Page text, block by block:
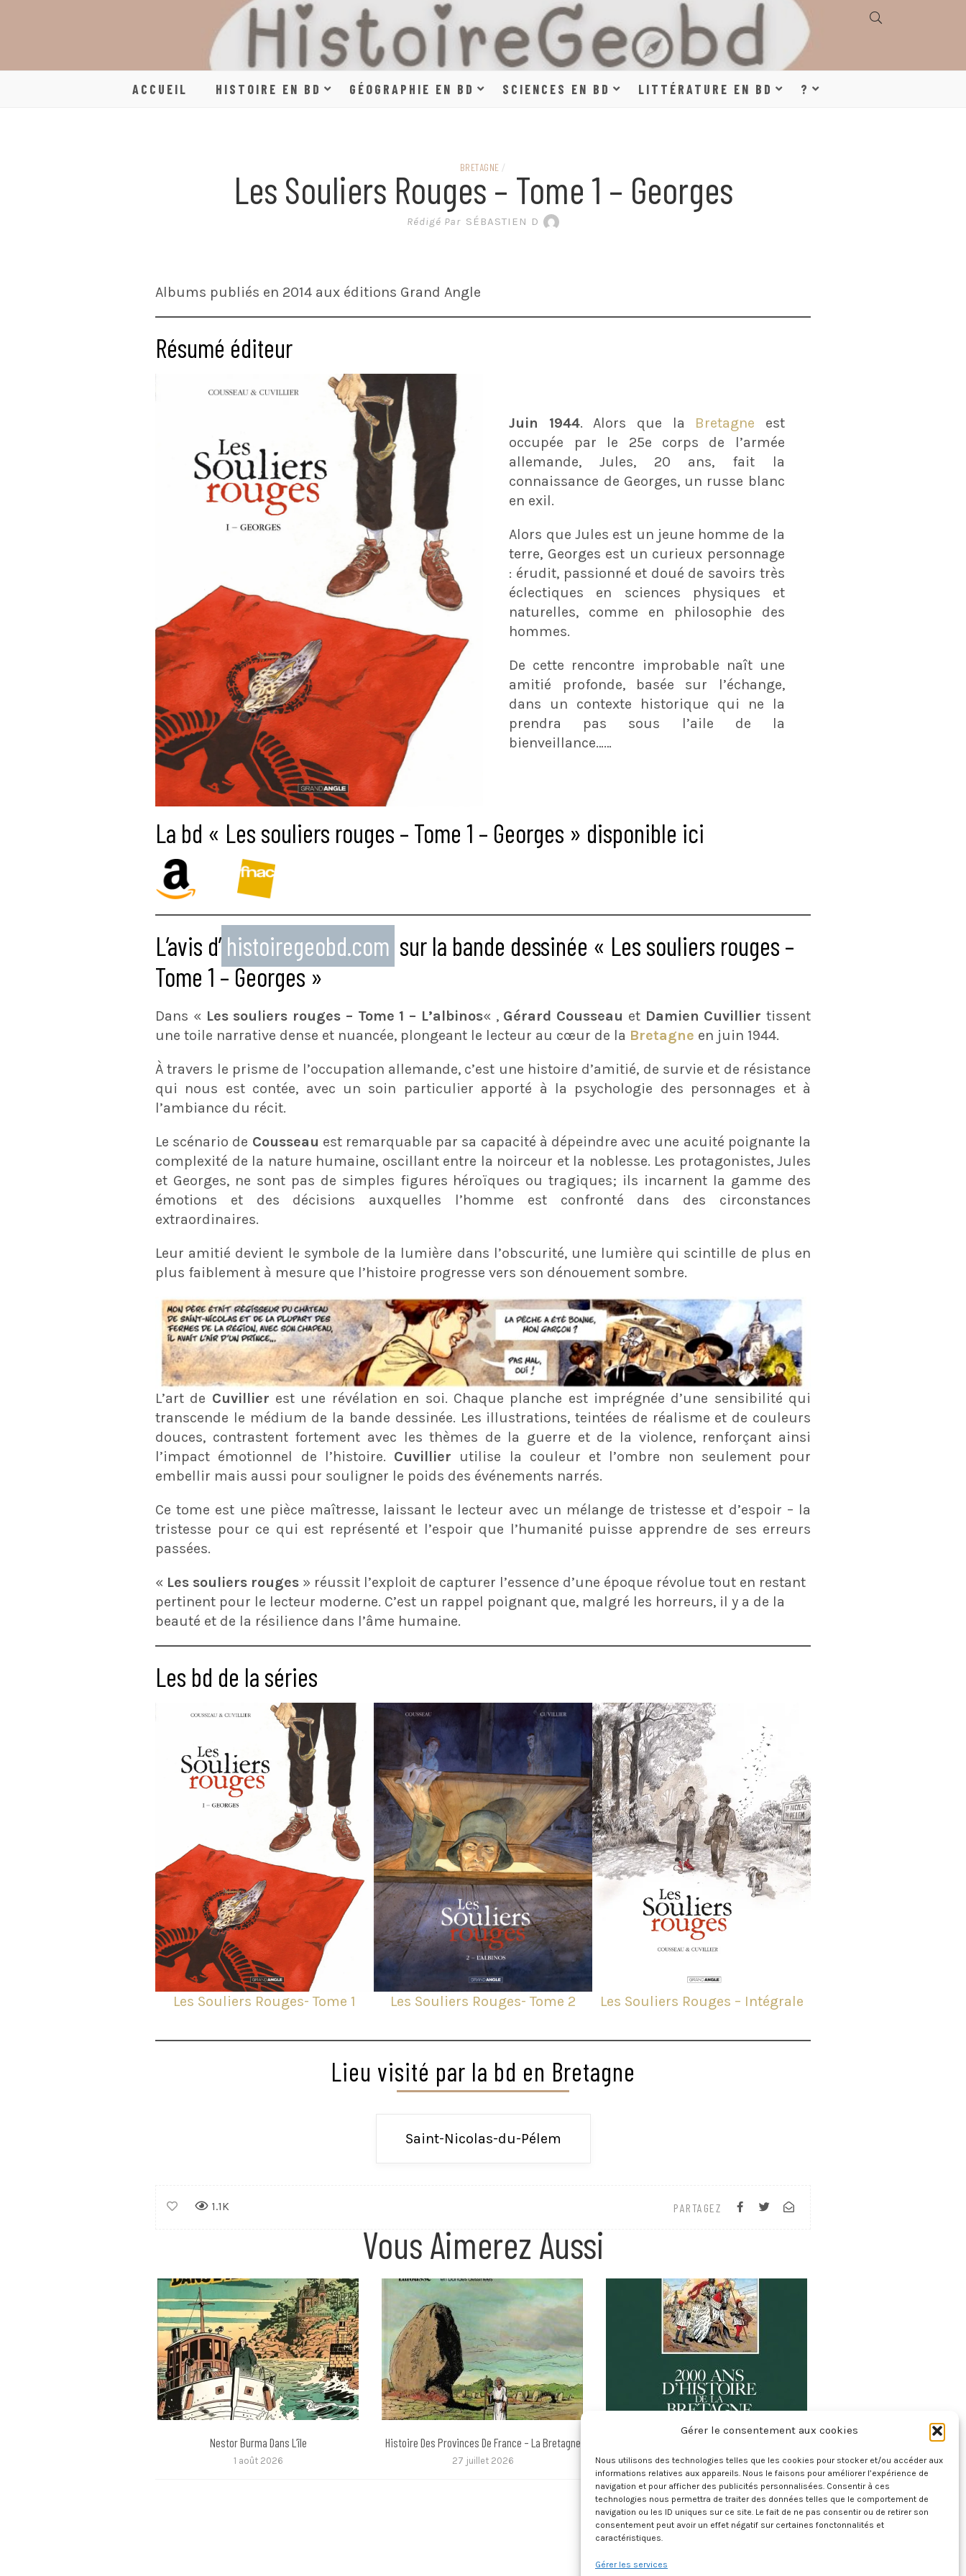
Gérer le consentement aux cookies
Nous utilisons des technologies telles que les cookies pour stocker et/ou accéder aux
informations relatives aux appareils. Nous le faisons pour améliorer l’expérience de
navigation et pour afficher des publicités personnalisées. Consentir à ces
technologies nous permettra de traiter des données telles que le comportement de
navigation ou les ID uniques sur ce site. Le fait de ne pas consentir ou de retirer son
consentement peut avoir un effet négatif sur certaines fonctonnalités et
caractéristiques.
Gérer les services
HISTOIRE, GÉOGRAPHIE,
SCIENCES, LITTÉRATURE
EN BANDE DESSINÉE
ACCUEIL HISTOIRE EN BD GÉOGRAPHIE EN BD SCIENCES EN BD LITTÉRATURE EN BD ?
BRETAGNE /
Les Souliers Rouges – Tome 1 – Georges
Rédigé Par SÉBASTIEN D
Albums publiés en 2014 aux éditions Grand Angle
Résumé éditeur
Juin 1944. Alors que la Bretagne est
occupée par le 25e corps de l’armée
allemande, Jules, 20 ans, fait la
connaissance de Georges, un russe blanc
en exil.
Alors que Jules est un jeune homme de la
terre, Georges est un curieux personnage
: érudit, passionné et doué de savoirs très
éclectiques en sciences physiques et
naturelles, comme en philosophie des
hommes.
De cette rencontre improbable naît une
amitié profonde, basée sur l’échange,
dans un contexte historique qui ne la
prendra pas sous l’aile de la
bienveillance……
La bd « Les souliers rouges – Tome 1 – Georges » disponible ici
L’avis d’ histoiregeobd.com sur la bande dessinée « Les souliers rouges –
Tome 1 – Georges »
Dans « Les souliers rouges – Tome 1 – L’albinos« , Gérard Cousseau et Damien Cuvillier tissent
une toile narrative dense et nuancée, plongeant le lecteur au cœur de la Bretagne en juin 1944.
À travers le prisme de l’occupation allemande, c’est une histoire d’amitié, de survie et de résistance
qui nous est contée, avec un soin particulier apporté à la psychologie des personnages et à
l’ambiance du récit.
Le scénario de Cousseau est remarquable par sa capacité à dépeindre avec une acuité poignante la
complexité de la nature humaine, oscillant entre la noirceur et la noblesse. Les protagonistes, Jules
et Georges, ne sont pas de simples figures héroïques ou tragiques; ils incarnent la gamme des
émotions et des décisions auxquelles l’homme est confronté dans des circonstances
extraordinaires.
Leur amitié devient le symbole de la lumière dans l’obscurité, une lumière qui scintille de plus en
plus faiblement à mesure que l’histoire progresse vers son dénouement sombre.
L’art de Cuvillier est une révélation en soi. Chaque planche est imprégnée d’une sensibilité qui
transcende le médium de la bande dessinée. Les illustrations, teintées de réalisme et de couleurs
douces, contrastent fortement avec les thèmes de la guerre et de la violence, renforçant ainsi
l’impact émotionnel de l’histoire. Cuvillier utilise la couleur et l’ombre non seulement pour
embellir mais aussi pour souligner le poids des événements narrés.
Ce tome est une pièce maîtresse, laissant le lecteur avec un mélange de tristesse et d’espoir – la
tristesse pour ce qui est représenté et l’espoir que l’humanité puisse apprendre de ses erreurs
passées.
« Les souliers rouges » réussit l’exploit de capturer l’essence d’une époque révolue tout en restant
pertinent pour le lecteur moderne. C’est un rappel poignant que, malgré les horreurs, il y a de la
beauté et de la résilience dans l’âme humaine.
Les bd de la séries
Les Souliers Rouges- Tome 1 Les Souliers Rouges- Tome 2 Les Souliers Rouges – Intégrale
Lieu visité par la bd en Bretagne
Saint-Nicolas-du-Pélem
PARTAGEZ
1.1K
Vous Aimerez Aussi
Nestor Burma Dans L’île
1 août 2026
Histoire Des Provinces De France – La Bretagne
27 juillet 2026 20 juillet 2026